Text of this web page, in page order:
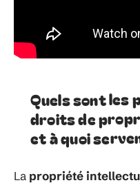
Quels sont les
droits de
et à quoi
La propriété